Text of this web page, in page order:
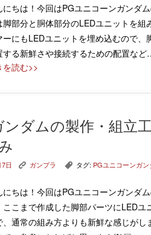
にちは！今回はPGユニコーンガン
脚部分と胴体部分のLEDユニットを
ーにもLEDユニットを埋め込むので
する新鮮さや接続するための配置な
を読む>>
ンダムの製作・組立
日 K ガンプラ , タグ: PGユニコーンガン
にちは！今回はPGユニコーンガン
ここまで作成した脚部パーツにLED
、通常の組み方よりも新鮮な感じが